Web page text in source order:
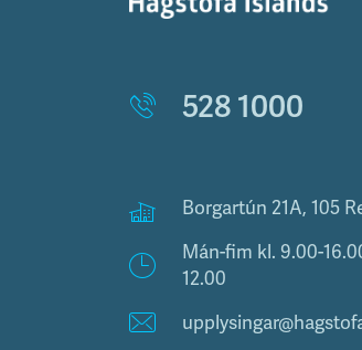
528 1000
Borgartún 21A, 105
Mán-fim kl. 9.00-
12.00